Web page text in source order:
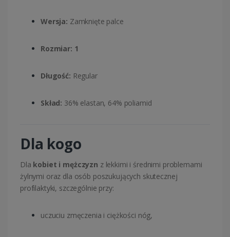
Wersja: Zamknięte palce
Rozmiar: 1
Długość: Regular
Skład: 36% elastan, 64% poliamid
Dla kogo
Dla kobiet i mężczyzn z lekkimi i średnimi problemami
żylnymi oraz dla osób poszukujących skutecznej
profilaktyki, szczególnie przy:
uczuciu zmęczenia i ciężkości nóg,